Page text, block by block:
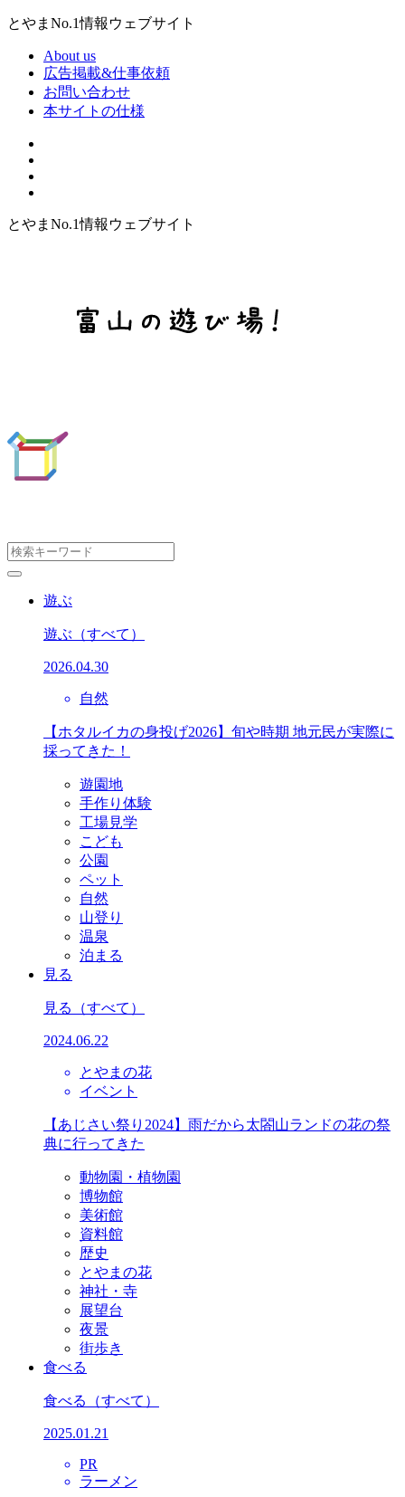
とやまNo.1情報ウェブサイト
About us
広告掲載&仕事依頼
お問い合わせ
本サイトの仕様
とやまNo.1情報ウェブサイト
遊ぶ
遊ぶ （すべて）
2026.04.30
自然
【ホタルイカの身投げ2026】旬や時期 地元民が実際に
採ってきた！
遊園地
手作り体験
工場見学
こども
公園
ペット
自然
山登り
温泉
泊まる
見る
見る （すべて）
2024.06.22
とやまの花
イベント
【あじさい祭り2024】雨だから太閤山ランドの花の祭
典に行ってきた
動物園・植物園
博物館
美術館
資料館
歴史
とやまの花
神社・寺
展望台
夜景
街歩き
食べる
食べる （すべて）
2025.01.21
PR
ラーメン